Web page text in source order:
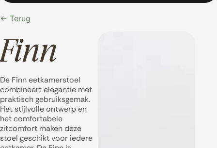
← Terug
Finn
De Finn eetkamerstoel
combineert elegantie met
praktisch gebruiksgemak.
Het stijlvolle ontwerp en
het comfortabele
zitcomfort maken deze
stoel geschikt voor iedere